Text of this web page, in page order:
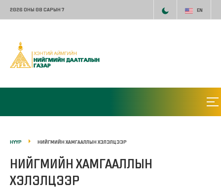
2026 ОНЫ 08 САРЫН 7 EN
НҮҮР НИЙГМИЙН ХАМГААЛЛЫН ХЭЛЭЛЦЭЭР
НИЙГМИЙН ХАМГААЛЛЫН
ХЭЛЭЛЦЭЭР